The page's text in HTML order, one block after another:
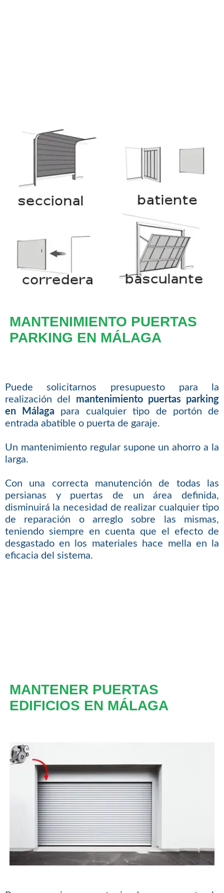
MANTENIMIENTO PUERTAS
PARKING EN MÁLAGA
Puede solicitarnos presupuesto para la
realización del mantenimiento puertas parking
en Málaga para cualquier tipo de portón de
entrada abatible o puerta de garaje.
Un mantenimiento regular supone un ahorro a la
larga.
Con una correcta manutención de todas las
persianas y puertas de un área definida,
disminuirá la necesidad de realizar cualquier tipo
de reparación o arreglo sobre las mismas,
teniendo siempre en cuenta que el efecto de
desgastado en los materiales hace mella en la
eficacia del sistema.
MANTENER PUERTAS
EDIFICIOS EN MÁLAGA